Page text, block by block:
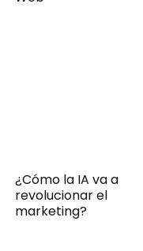
¿Cómo la IA va a
revolucionar el
marketing?